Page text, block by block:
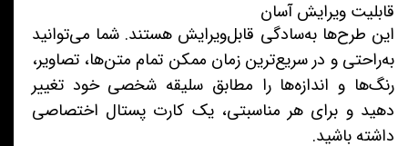
قابلیت ویرایش آسان
این طرح‌ها به‌سادگی قابل‌ویرایش هستند. شما می‌توانید
به‌راحتی و در سریع‌ترین زمان ممکن تمام متن‌ها، تصاویر،
رنگ‌ها و اندازه‌ها را مطابق سلیقه شخصی خود تغییر
دهید و برای هر مناسبتی، یک کارت پستال اختصاصی
داشته باشید.